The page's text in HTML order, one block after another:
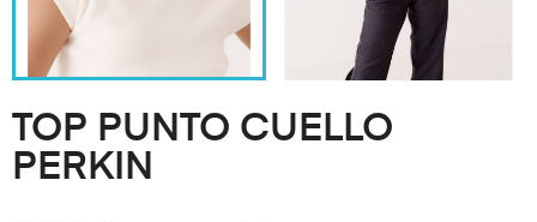
TOP PUNTO CUELLO
PERKIN